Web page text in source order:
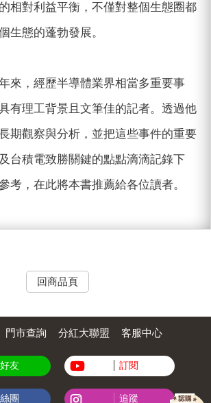
相對利益平衡，不僅對整個生態圈都
生態的蓬勃發展。
來，經歷半導體業界相當多重要事
有理工背景且文筆佳的記者。透過他
期觀察與分析，並把這些事件的重要
台積電致勝關鍵的點點滴滴記錄下
考，在此將本書推薦給各位讀者。
回商品頁
門市查詢 分紅大聯盟 客服中心
友 訂閱
團 追蹤